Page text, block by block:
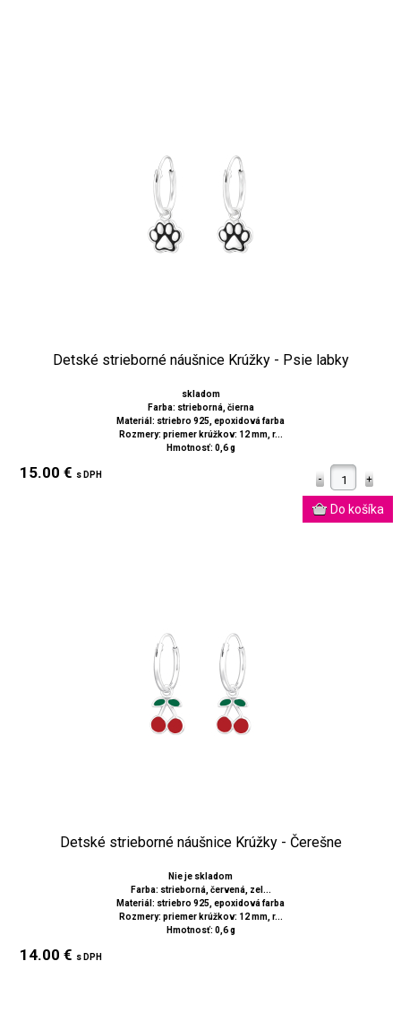
Detské strieborné náušnice Krúžky - Psie labky
skladom
Farba: strieborná, čierna
Materiál: striebro 925, epoxidová farba
Rozmery: priemer krúžkov: 12 mm, r...
Hmotnosť: 0,6 g
15.00 € s DPH
Detské strieborné náušnice Krúžky - Čerešne
Nie je skladom
Farba: strieborná, červená, zel...
Materiál: striebro 925, epoxidová farba
Rozmery: priemer krúžkov: 12 mm, r...
Hmotnosť: 0,6 g
14.00 € s DPH